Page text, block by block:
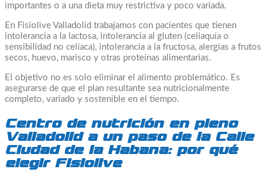
importantes o a una dieta muy restrictiva y poco variada.
En Fisiolive Valladolid trabajamos con pacientes que tienen
intolerancia a la lactosa, intolerancia al gluten (celiaquía o
sensibilidad no celíaca), intolerancia a la fructosa, alergias a frutos
secos, huevo, marisco y otras proteínas alimentarias.
El objetivo no es solo eliminar el alimento problemático. Es
asegurarse de que el plan resultante sea nutricionalmente
completo, variado y sostenible en el tiempo.
Centro de nutrición en pleno
Valladolid a un paso de la Calle
Ciudad de la Habana: por qué
elegir Fisiolive